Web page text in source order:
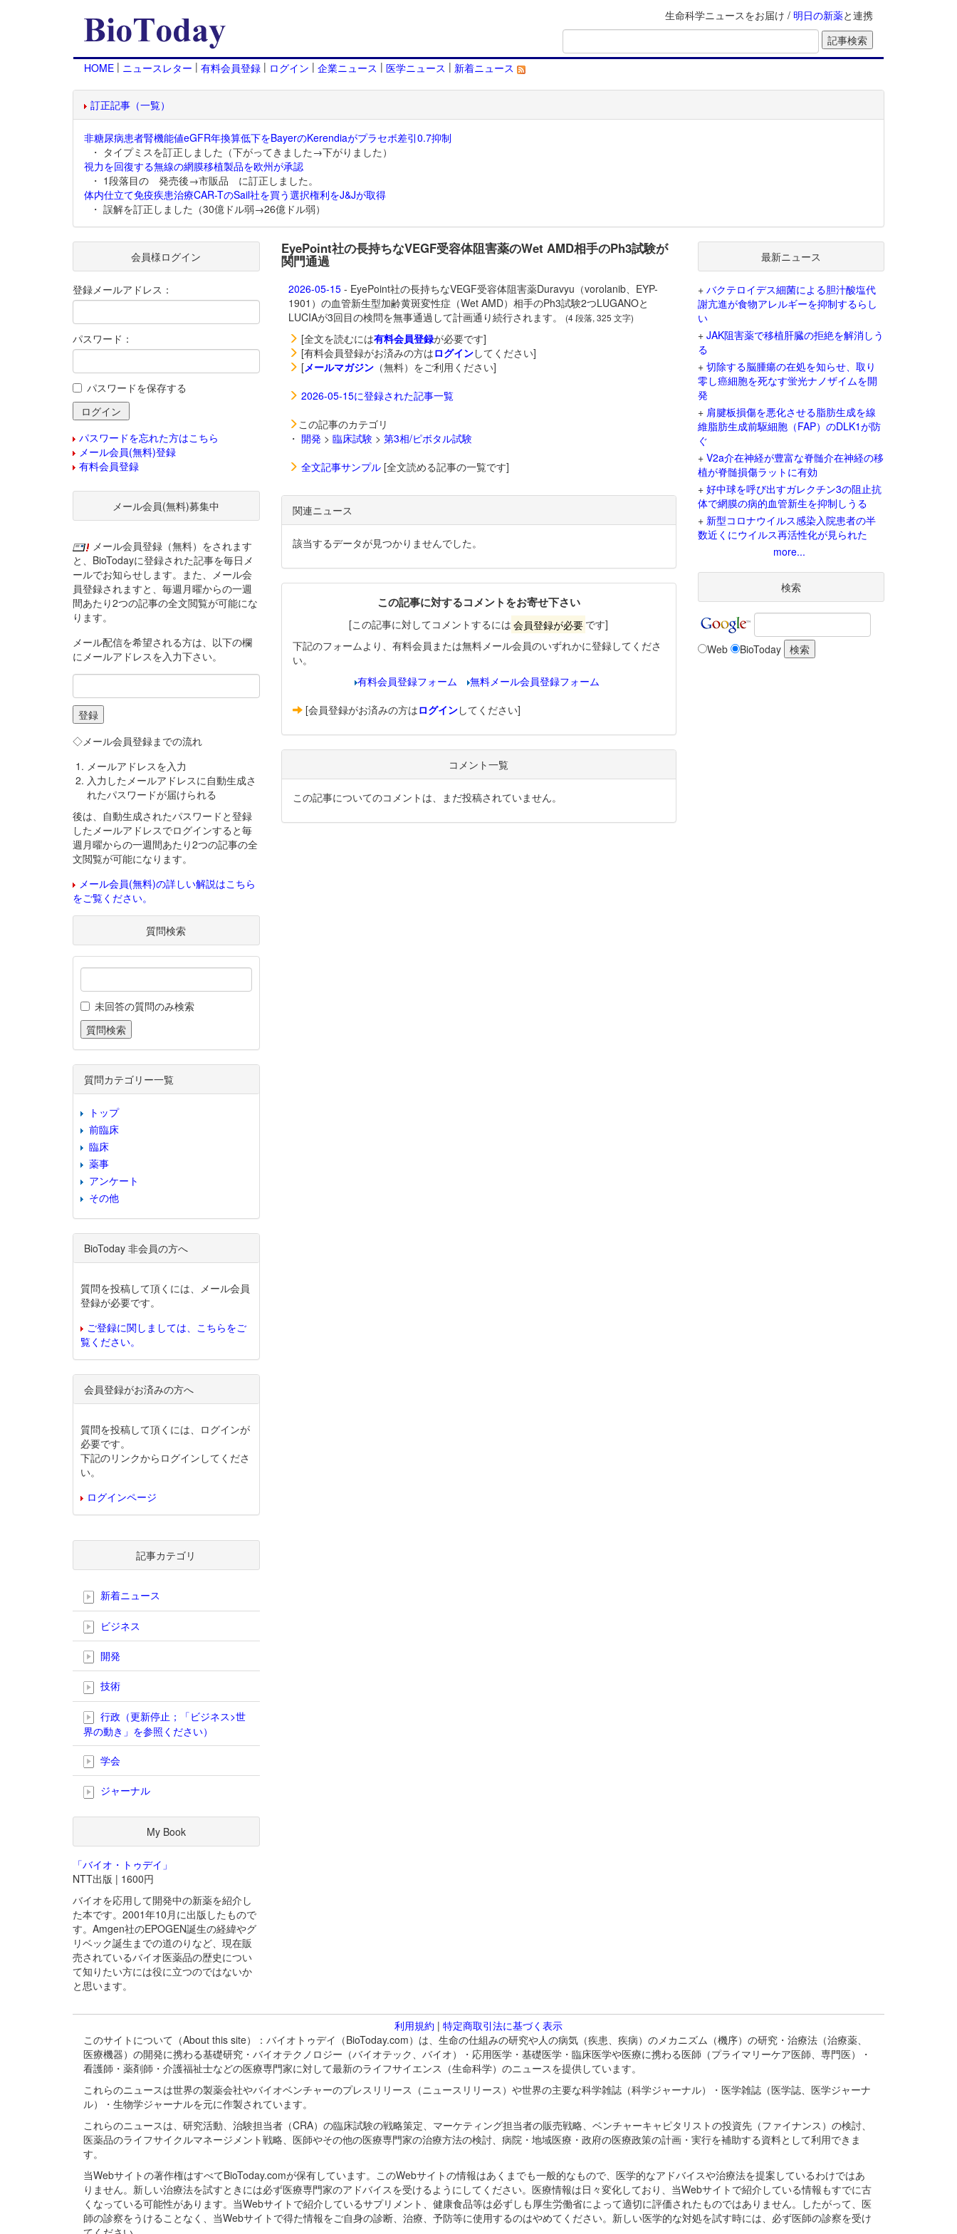
生命科学ニュースをお届け / 明日の新薬と連携
HOME | ニュースレター | 有料会員登録 | ログイン | 企業ニュース | 医学ニュース | 新着ニュース
訂正記事（一覧）
非糖尿病患者腎機能値eGFR年換算低下をBayerのKerendiaがプラセボ差引0.7抑制
・ タイプミスを訂正しました（下がってきました→下がりました）
視力を回復する無線の網膜移植製品を欧州が承認
・ 1段落目の 発売後→市販品 に訂正しました。
体内仕立て免疫疾患治療CAR-TのSail社を買う選択権利をJ&Jが取得
・ 誤解を訂正しました（30億ドル弱→26億ドル弱）
EyePoint社の長持ちなVEGF受容体阻害薬のWet AMD相手のPh3試験が
関門通過
2026-05-15- EyePoint社の長持ちなVEGF受容体阻害薬Duravyu（vorolanib、EYP-
1901）の血管新生型加齢黄斑変性症（Wet AMD）相手のPh3試験2つLUGANOと
LUCIAが3回目の検問を無事通過して計画通り続行されます。
(4 段落, 325 文字)
[全文を読むには有料会員登録が必要です]
[有料会員登録がお済みの方はログインしてください]
[メールマガジン（無料）をご利用ください]
2026-05-15に登録された記事一覧
この記事のカテゴリ
・ 開発 > 臨床試験> 第3相/ピボタル試験
全文記事サンプル[全文読める記事の一覧です]
関連ニュース
該当するデータが見つかりませんでした。
この記事に対するコメントをお寄せ下さい
[この記事に対してコメントするには 会員登録が必要 です]
下記のフォームより、有料会員または無料メール会員のいずれかに登録してくださ
い。
有料会員登録フォーム
無料メール会員登録フォーム
[会員登録がお済みの方はログインしてください]
コメント一覧
この記事についてのコメントは、まだ投稿されていません。
会員様ログイン
登録メールアドレス：
パスワード：
パスワードを保存する
パスワードを忘れた方はこちら
メール会員(無料)登録
有料会員登録
メール会員(無料)募集中
メール会員登録（無料）をされます
と、BioTodayに登録された記事を毎日メ
ールでお知らせします。また、メール会
員登録されますと、毎週月曜からの一週
間あたり2つの記事の全文閲覧が可能にな
ります。
メール配信を希望される方は、以下の欄
にメールアドレスを入力下さい。
◇メール会員登録までの流れ
メールアドレスを入力
入力したメールアドレスに自動生成さ
れたパスワードが届けられる
後は、自動生成されたパスワードと登録
したメールアドレスでログインすると毎
週月曜からの一週間あたり2つの記事の全
文閲覧が可能になります。
メール会員(無料)の詳しい解説はこちら
をご覧ください。
質問検索
未回答の質問のみ検索
質問カテゴリー一覧
トップ
前臨床
臨床
薬事
アンケート
その他
BioToday 非会員の方へ
質問を投稿して頂くには、メール会員
登録が必要です。
ご登録に関しましては、こちらをご
覧ください。
会員登録がお済みの方へ
質問を投稿して頂くには、ログインが
必要です。
下記のリンクからログインしてくださ
い。
ログインページ
記事カテゴリ
新着ニュース
ビジネス
開発
技術
行政（更新停止；「ビジネス>世
界の動き」を参照ください）
学会
ジャーナル
My Book
「バイオ・トゥデイ」
NTT出版 | 1600円
バイオを応用して開発中の新薬を紹介し
た本です。2001年10月に出版したもので
す。Amgen社のEPOGEN誕生の経緯やグ
リベック誕生までの道のりなど、現在販
売されているバイオ医薬品の歴史につい
て知りたい方には役に立つのではないか
と思います。
最新ニュース
+ バクテロイデス細菌による胆汁酸塩代
謝亢進が食物アレルギーを抑制するらし
い
+ JAK阻害薬で移植肝臓の拒絶を解消しう
る
+ 切除する脳腫瘍の在処を知らせ、取り
零し癌細胞を死なす蛍光ナノザイムを開
発
+ 肩腱板損傷を悪化させる脂肪生成を線
維脂肪生成前駆細胞（FAP）のDLK1が防
ぐ
+ V2a介在神経が豊富な脊髄介在神経の移
植が脊髄損傷ラットに有効
+ 好中球を呼び出すガレクチン3の阻止抗
体で網膜の病的血管新生を抑制しうる
+ 新型コロナウイルス感染入院患者の半
数近くにウイルス再活性化が見られた
more...
検索
Web BioToday
利用規約 | 特定商取引法に基づく表示
このサイトについて（About this site）：バイオトゥデイ（BioToday.com）は、生命の仕組みの研究や人の病気（疾患、疾病）のメカニズム（機序）の研究・治療法（治療薬、
医療機器）の開発に携わる基礎研究・バイオテクノロジー（バイオテック、バイオ）・応用医学・基礎医学・臨床医学や医療に携わる医師（プライマリーケア医師、専門医）・
看護師・薬剤師・介護福祉士などの医療専門家に対して最新のライフサイエンス（生命科学）のニュースを提供しています。
これらのニュースは世界の製薬会社やバイオベンチャーのプレスリリース（ニュースリリース）や世界の主要な科学雑誌（科学ジャーナル）・医学雑誌（医学誌、医学ジャーナ
ル）・生物学ジャーナルを元に作製されています。
これらのニュースは、研究活動、治験担当者（CRA）の臨床試験の戦略策定、マーケティング担当者の販売戦略、ベンチャーキャピタリストの投資先（ファイナンス）の検討、
医薬品のライフサイクルマネージメント戦略、医師やその他の医療専門家の治療方法の検討、病院・地域医療・政府の医療政策の計画・実行を補助する資料として利用できま
す。
当Webサイトの著作権はすべてBioToday.comが保有しています。このWebサイトの情報はあくまでも一般的なもので、医学的なアドバイスや治療法を提案しているわけではあ
りません。新しい治療法を試すときには必ず医療専門家のアドバイスを受けるようにしてください。医療情報は日々変化しており、当Webサイトで紹介している情報もすでに古
くなっている可能性があります。当Webサイトで紹介しているサプリメント、健康食品等は必ずしも厚生労働省によって適切に評価されたものではありません。したがって、医
師の診察をうけることなく、当Webサイトで得た情報をご自身の診断、治療、予防等に使用するのはやめてください。新しい医学的な対処を試す時には、必ず医師の診察を受け